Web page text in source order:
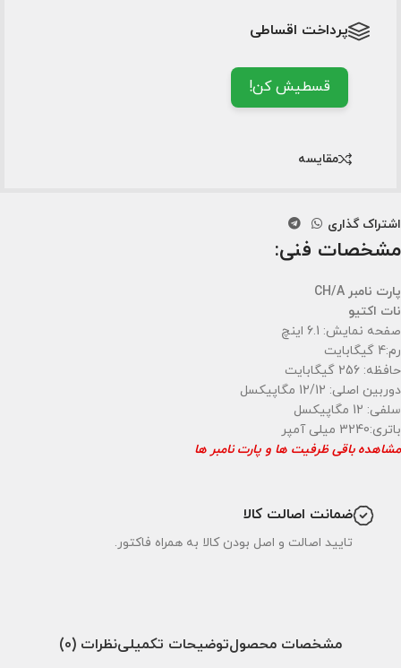
پرداخت اقساطی
قسطیش کن!
مقایسه
اشتراک گذاری
مشخصات فنی:
پارت نامبر CH/A
نات اکتیو
صفحه نمایش: 6.1 اینچ
رم:4 گیگابایت
حافظه: 256 گیگابایت
دوربین اصلی: 12/12 مگاپیکسل
سلفی: 12 مگاپیکسل
باتری:3240 میلی آمپر
مشاهده باقی ظرفیت ها و پارت نامبر ها
ضمانت اصالت کالا
تایید اصالت و اصل بودن کالا به همراه فاکتور.
مشخصات محصولتوضیحات تکمیلینظرات (0)